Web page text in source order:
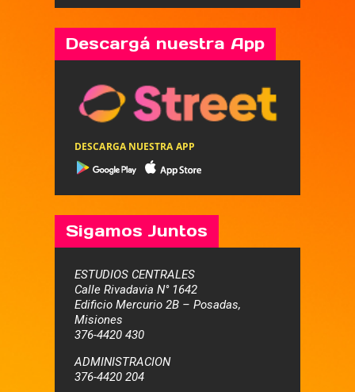
Descargá nuestra App
DESCARGA NUESTRA APP
Sigamos Juntos
ESTUDIOS CENTRALES
Calle Rivadavia N° 1642
Edificio Mercurio 2B – Posadas,
Misiones
376-4420 430
ADMINISTRACION
376-4420 204